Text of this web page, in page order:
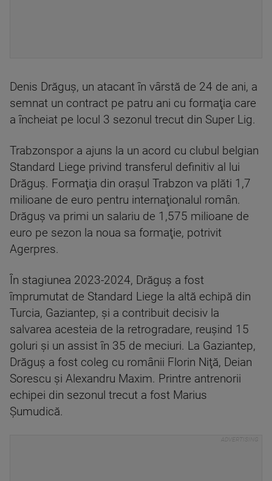
Denis Drăguş, un atacant în vârstă de 24 de ani, a
semnat un contract pe patru ani cu formaţia care
a încheiat pe locul 3 sezonul trecut din Super Lig.
Trabzonspor a ajuns la un acord cu clubul belgian
Standard Liege privind transferul definitiv al lui
Drăguş. Formaţia din oraşul Trabzon va plăti 1,7
milioane de euro pentru internaţionalul român.
Drăguş va primi un salariu de 1,575 milioane de
euro pe sezon la noua sa formaţie, potrivit
Agerpres.
În stagiunea 2023-2024, Drăguş a fost
împrumutat de Standard Liege la altă echipă din
Turcia, Gaziantep, şi a contribuit decisiv la
salvarea acesteia de la retrogradare, reuşind 15
goluri şi un assist în 35 de meciuri. La Gaziantep,
Drăguş a fost coleg cu românii Florin Niţă, Deian
Sorescu şi Alexandru Maxim. Printre antrenorii
echipei din sezonul trecut a fost Marius
Şumudică.